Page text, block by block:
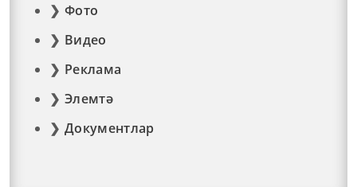
Фото
Видео
Реклама
Элемтә
Документлар